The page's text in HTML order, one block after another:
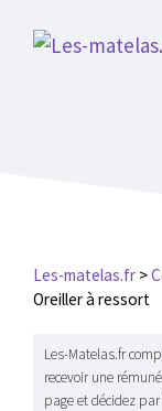
Les-matelas.fr >
Oreiller à ressort
Les-Matelas.fr
recevoir une
page et décidez